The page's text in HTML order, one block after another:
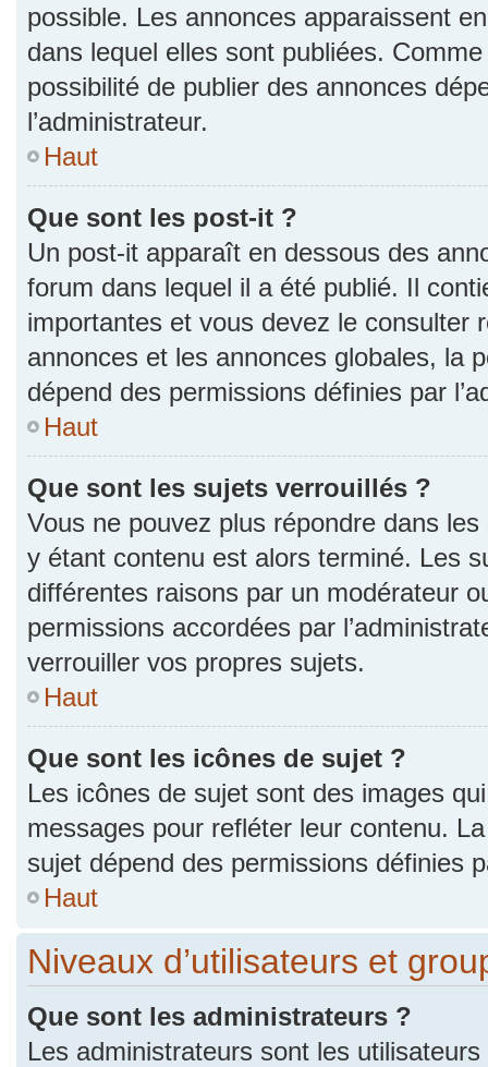
possible. Les annonces apparaissent
dans lequel elles sont publiées.
possibilité de publier des annonces
l’administrateur.
Haut
Que sont les post-it ?
Un post-it apparaît en dessous des
forum dans lequel il a été publié. Il
importantes et vous devez le consulter
annonces et les annonces globales, la
dépend des permissions définies par
Haut
Que sont les sujets verrouillés ?
Vous ne pouvez plus répondre dans
y étant contenu est alors terminé. Les
différentes raisons par un modérateur
permissions accordées par
verrouiller vos propres sujets.
Haut
Que sont les icônes de sujet ?
Les icônes de sujet sont des images
messages pour refléter leur contenu.
sujet dépend des permissions définies
Haut
Niveaux d’utilisateurs et
Que sont les administrateurs ?
Les administrateurs sont les